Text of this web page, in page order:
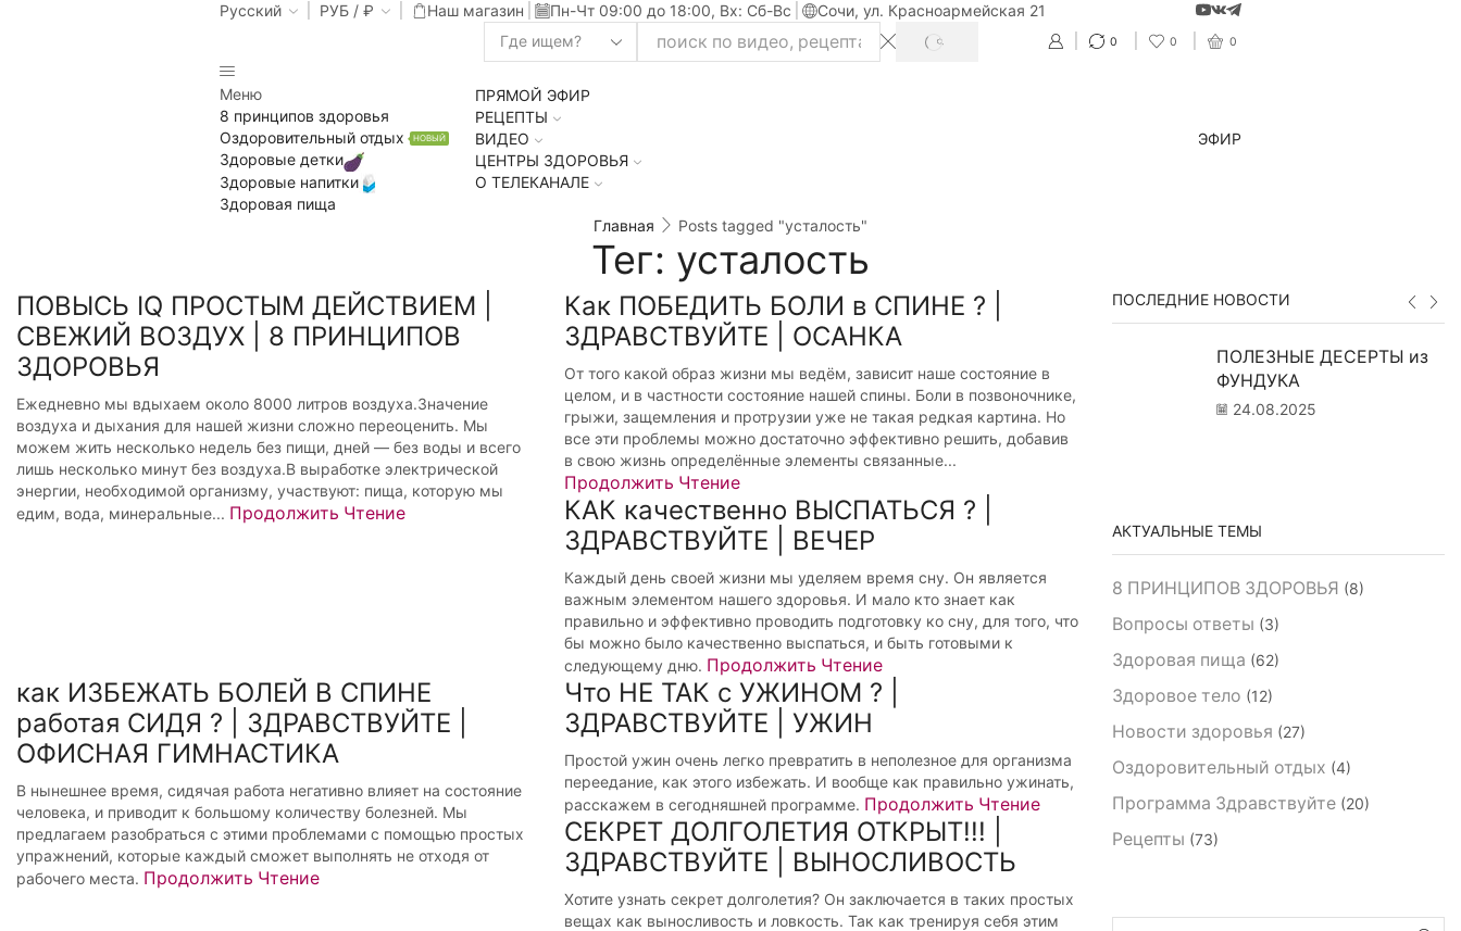
Русский РУБ / ₽ Наш магазин Пн-Чт 09:00 до 18:00, Вх: Сб-Вс Сочи, ул. Красноармейская 21
Search
SEARCH 0 0 0
Меню
8 принципов здоровья
Оздоровительный отдых
НОВЫЙ
Здоровые детки
Здоровые напитки
Здоровая пища
ПРЯМОЙ ЭФИР
РЕЦЕПТЫ
ВИДЕО
ЦЕНТРЫ ЗДОРОВЬЯ
О ТЕЛЕКАНАЛЕ
ЭФИР
Главная Posts tagged "усталость"
Тег: усталость
ПОВЫСЬ IQ ПРОСТЫМ ДЕЙСТВИЕМ |
СВЕЖИЙ ВОЗДУХ | 8 ПРИНЦИПОВ
ЗДОРОВЬЯ
Ежедневно мы вдыхаем около 8000 литров воздуха.Значение
воздуха и дыхания для нашей жизни сложно переоценить. Мы
можем жить несколько недель без пищи, дней — без воды и всего
лишь несколько минут без воздуха.В выработке электрической
энергии, необходимой организму, участвуют: пища, которую мы
едим, вода, минеральные... Продолжить Чтение
Как ПОБЕДИТЬ БОЛИ в СПИНЕ ? |
ЗДРАВСТВУЙТЕ | ОСАНКА
От того какой образ жизни мы ведём, зависит наше состояние в
целом, и в частности состояние нашей спины. Боли в позвоночнике,
грыжи, защемления и протрузии уже не такая редкая картина. Но
все эти проблемы можно достаточно эффективно решить, добавив
в свою жизнь определённые элементы связанные...
Продолжить Чтение
КАК качественно ВЫСПАТЬСЯ ? |
ЗДРАВСТВУЙТЕ | ВЕЧЕР
Каждый день своей жизни мы уделяем время сну. Он является
важным элементом нашего здоровья. И мало кто знает как
правильно и эффективно проводить подготовку ко сну, для того, что
бы можно было качественно выспаться, и быть готовыми к
следующему дню. Продолжить Чтение
как ИЗБЕЖАТЬ БОЛЕЙ В СПИНЕ
работая СИДЯ ? | ЗДРАВСТВУЙТЕ |
ОФИСНАЯ ГИМНАСТИКА
В нынешнее время, сидячая работа негативно влияет на состояние
человека, и приводит к большому количеству болезней. Мы
предлагаем разобраться с этими проблемами с помощью простых
упражнений, которые каждый сможет выполнять не отходя от
рабочего места. Продолжить Чтение
Что НЕ ТАК с УЖИНОМ ? |
ЗДРАВСТВУЙТЕ | УЖИН
Простой ужин очень легко превратить в неполезное для организма
переедание, как этого избежать. И вообще как правильно ужинать,
расскажем в сегодняшней программе. Продолжить Чтение
СЕКРЕТ ДОЛГОЛЕТИЯ ОТКРЫТ!!! |
ЗДРАВСТВУЙТЕ | ВЫНОСЛИВОСТЬ
Хотите узнать секрет долголетия? Он заключается в таких простых
вещах как выносливость и ловкость. Так как тренируя себя этим
ПОСЛЕДНИЕ НОВОСТИ
ПОЛЕЗНЫЕ ДЕСЕРТЫ из
ФУНДУКА
24.08.2025
АКТУАЛЬНЫЕ ТЕМЫ
8 ПРИНЦИПОВ ЗДОРОВЬЯ (8)
Вопросы ответы (3)
Здоровая пища (62)
Здоровое тело (12)
Новости здоровья (27)
Оздоровительный отдых (4)
Программа Здравствуйте (20)
Рецепты (73)